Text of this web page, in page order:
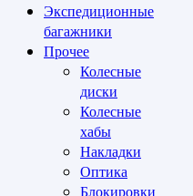
Экспедиционные
багажники
Прочее
Колесные
диски
Колесные
хабы
Накладки
Оптика
Блокировки